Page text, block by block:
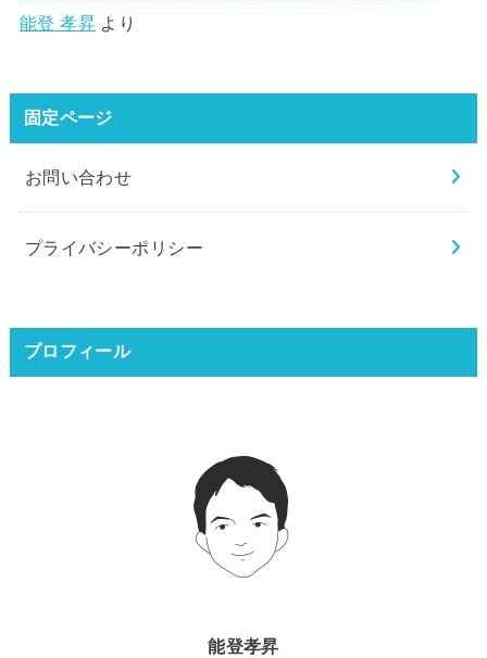
能登 孝昇より
固定ページ
お問い合わせ
プライバシーポリシー
プロフィール
能登孝昇